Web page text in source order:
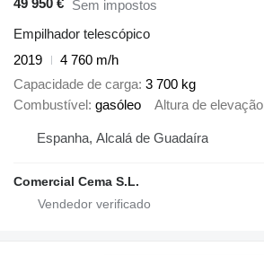
49 950 € Sem impostos
Empilhador telescópico
2019
4 760 m/h
Capacidade de carga 3 700 kg
Combustível gasóleo Altura de elevação
Espanha, Alcalá de Guadaíra
Comercial Cema S.L.